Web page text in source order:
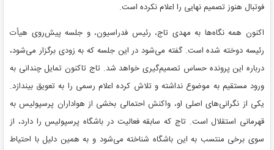
فوتبال هنوز تصمیم نهایی را اعلام نکرده است.
اکنون همه نگاه‌ها به مهدی تاج، رئیس فدراسیون، و جلسه پیش‌روی هیأت
رئیسه دوخته شده است. گفته می‌شود در این جلسه که به زودی برگزار می‌شود،
درباره این پرونده حساس تصمیم‌گیری خواهد شد. تاج تاکنون تمایل چندانی به
ورود مستقیم به موضوع نداشته و تلاش کرده اعلام رسمی را به تعویق بیندازد.
یکی از نگرانی‌های اصلی او، واکنش احتمالی بخشی از هواداران پرسپولیس به
قهرمانی استقلال است. تاج که سابقه فعالیت در باشگاه پرسپولیس را دارد، از
سوی برخی منتسب به این باشگاه شناخته می‌شود و به همین دلیل با احتیاط